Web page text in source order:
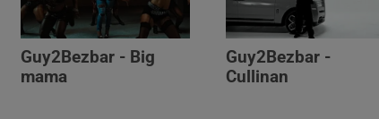
Guy2Bezbar - Big
mama
Guy2Bezbar -
Cullinan